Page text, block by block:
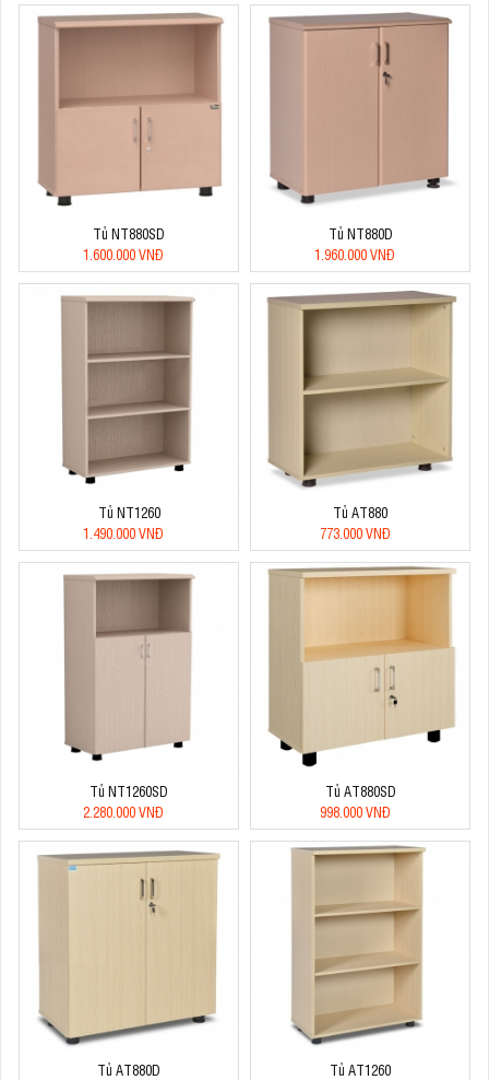
Tủ NT880SD
1.600.000 VNĐ
Tủ NT880D
1.960.000 VNĐ
Tủ NT1260
1.490.000 VNĐ
Tủ AT880
773.000 VNĐ
Tủ NT1260SD
2.280.000 VNĐ
Tủ AT880SD
998.000 VNĐ
Tủ AT880D Tủ AT1260